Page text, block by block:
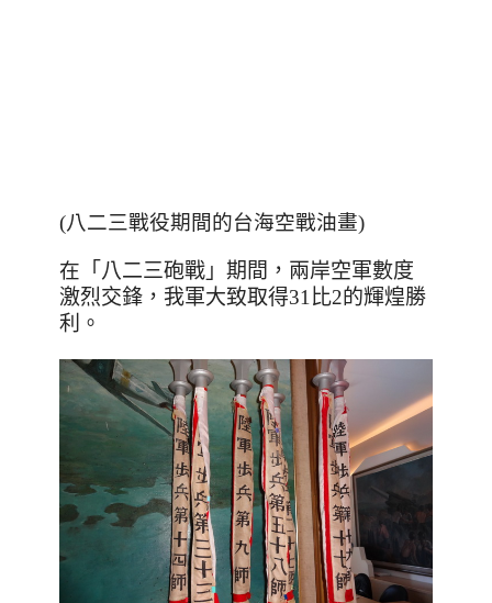
(八二三戰役期間的台海空戰油畫)
在 「八二三砲戰」期間，兩岸空軍數度
激烈交鋒，我軍大致取得31比2的輝煌勝
利。